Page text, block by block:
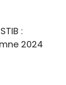
:
2024